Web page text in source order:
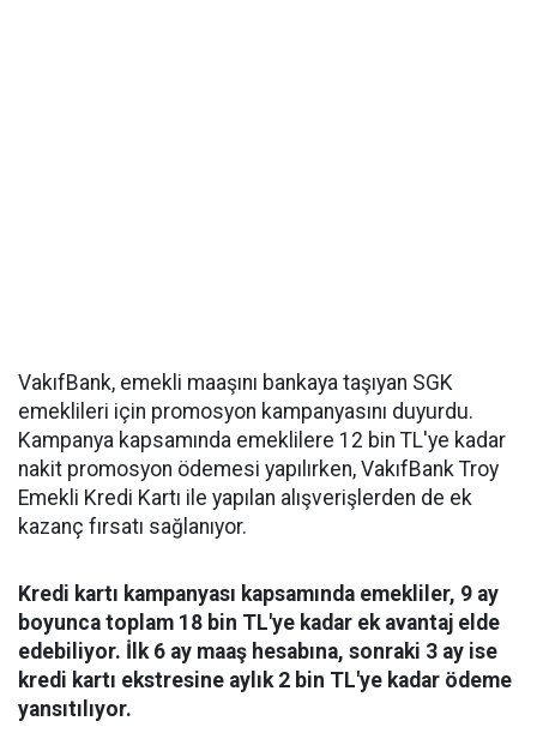
VakıfBank, emekli maaşını bankaya taşıyan SGK
emeklileri için promosyon kampanyasını duyurdu.
Kampanya kapsamında emeklilere 12 bin TL'ye kadar
nakit promosyon ödemesi yapılırken, VakıfBank Troy
Emekli Kredi Kartı ile yapılan alışverişlerden de ek
kazanç fırsatı sağlanıyor.
Kredi kartı kampanyası kapsamında emekliler, 9 ay
boyunca toplam 18 bin TL'ye kadar ek avantaj elde
edebiliyor. İlk 6 ay maaş hesabına, sonraki 3 ay ise
kredi kartı ekstresine aylık 2 bin TL'ye kadar ödeme
yansıtılıyor.